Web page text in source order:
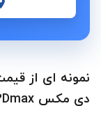
نمونه ای از
دی مکس 3Dmax در تهران